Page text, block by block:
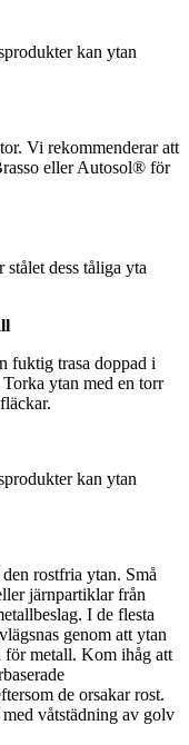
kan ytan
Vi rekommenderar att
eller Autosol® för
dess tåliga yta
fuktig trasa doppad i
ytan med en torr
kan ytan
rostfria ytan. Små
järnpartiklar från
I de flesta
genom att ytan
för metall. Kom ihåg att
de orsakar rost.
våtstädning av golv